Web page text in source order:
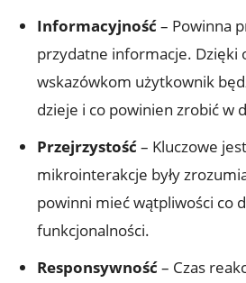
Informacyjność– Powinna
przydatne informacje. Dzięki
wskazówkom użytkownik
dzieje i co powinien zrobić w
Przejrzystość– Kluczowe
mikrointerakcje były
powinni mieć wątpliwości co
funkcjonalności.
Responsywność– Czas